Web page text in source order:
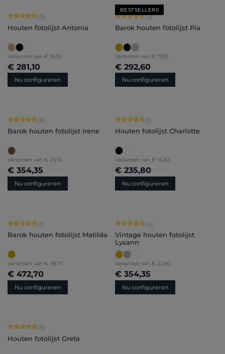
Gemiddelde waardering van 5 van 5 sterren
(3)
Houten fotolijst Antonia
Varianten van € 18,30
€ 281,10
Nu configureren
BESTSELLERS
Gemiddelde waardering van 5 van 5
(5)
Barok houten fotolijst Pia
Varianten van € 17,55
€ 292,60
Nu configureren
Gemiddelde waardering van 5 van 5 sterren
(8)
Barok houten fotolijst Irene
Varianten van € 25,10
€ 354,35
Nu configureren
Gemiddelde waardering van 5 van 5
(1)
Houten fotolijst Charlotte
Varianten van € 15,30
€ 235,80
Nu configureren
Gemiddelde waardering van 5 van 5 sterren
(1)
Barok houten fotolijst Matilda
Varianten van € 38,75
€ 472,70
Nu configureren
Gemiddelde waardering van 5 van 5
(4)
Vintage houten fotolijst
Lysann
Varianten van € 22,90
€ 354,35
Nu configureren
Gemiddelde waardering van 4.89 van 5 sterren
(9)
Houten fotolijst Greta